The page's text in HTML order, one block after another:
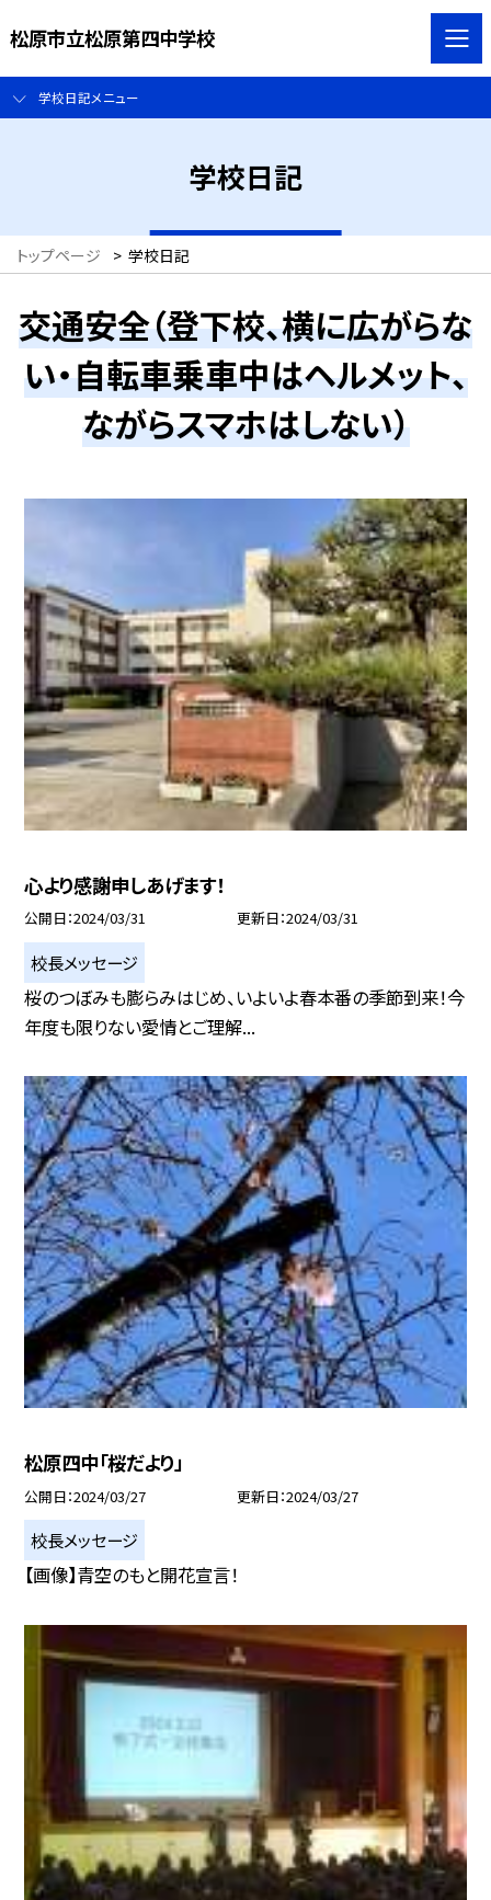
松原市立松原第四中学校
学校日記メニュー
学校日記
トップページ > 学校日記
交通安全（登下校、横に広がらな
い・自転車乗車中はヘルメット、
ながらスマホはしない）
心より感謝申しあげます！
公開日 2024/03/31 更新日 2024/03/31
校長メッセージ
桜のつぼみも膨らみはじめ、いよいよ春本番の季節到来！今
年度も限りない愛情とご理解...
松原四中「桜だより」
公開日 2024/03/27 更新日 2024/03/27
校長メッセージ
【画像】青空のもと開花宣言！